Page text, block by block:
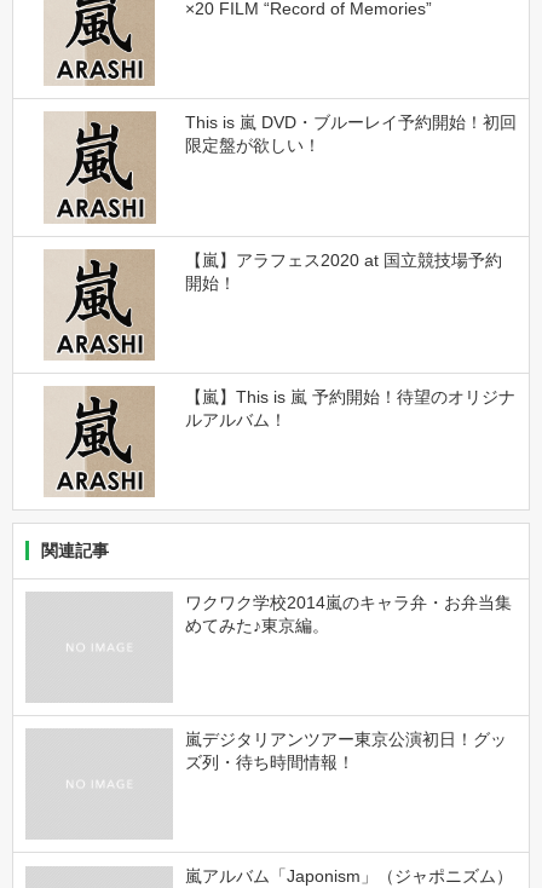
×20 FILM “Record of Memories”
This is 嵐 DVD・ブルーレイ予約開始！初回
限定盤が欲しい！
【嵐】アラフェス2020 at 国立競技場予約
開始！
【嵐】This is 嵐 予約開始！待望のオリジナ
ルアルバム！
関連記事
ワクワク学校2014嵐のキャラ弁・お弁当集
めてみた♪東京編。
嵐デジタリアンツアー東京公演初日！グッ
ズ列・待ち時間情報！
嵐アルバム「Japonism」（ジャポニズム）